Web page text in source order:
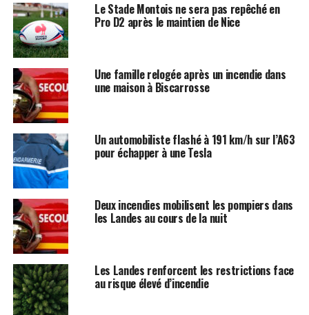
Le Stade Montois ne sera pas repêché en
Pro D2 après le maintien de Nice
Une famille relogée après un incendie dans
une maison à Biscarrosse
Un automobiliste flashé à 191 km/h sur l’A63
pour échapper à une Tesla
Deux incendies mobilisent les pompiers dans
les Landes au cours de la nuit
Les Landes renforcent les restrictions face
au risque élevé d’incendie